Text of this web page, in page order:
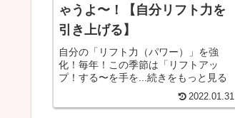
ゃうよ〜！【自分リフト力を
引き上げる】
自分の「リフト力（パワー）」を強
化！毎年！この季節は「リフトアッ
プ！する〜を手を...続きをもっと見る
2022.01.31